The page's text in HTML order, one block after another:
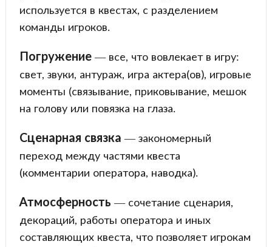
используется в квестах, с разделением
команды игроков.
Погружение— все, что вовлекает в игру:
свет, звуки, антураж, игра актера(ов), игровые
моменты (связывание, приковывание, мешок
на голову или повязка на глаза.
Сценарная связка — закономерный
переход между частями квеста
(комментарии оператора, наводка).
Атмосферность — сочетание сценария,
декораций, работы оператора и иных
составляющих квеста, что позволяет игрокам